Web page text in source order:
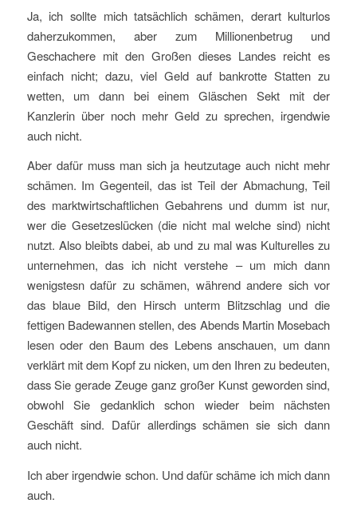
Ja, ich sollte mich tatsächlich schämen, derart kulturlos
daherzukommen, aber zum Millionenbetrug und
Geschachere mit den Großen dieses Landes reicht es
einfach nicht; dazu, viel Geld auf bankrotte Statten zu
wetten, um dann bei einem Gläschen Sekt mit der
Kanzlerin über noch mehr Geld zu sprechen, irgendwie
auch nicht.
Aber dafür muss man sich ja heutzutage auch nicht mehr
schämen. Im Gegenteil, das ist Teil der Abmachung, Teil
des marktwirtschaftlichen Gebahrens und dumm ist nur,
wer die Gesetzeslücken (die nicht mal welche sind) nicht
nutzt. Also bleibts dabei, ab und zu mal was Kulturelles zu
unternehmen, das ich nicht verstehe – um mich dann
wenigstesn dafür zu schämen, während andere sich vor
das blaue Bild, den Hirsch unterm Blitzschlag und die
fettigen Badewannen stellen, des Abends Martin Mosebach
lesen oder den Baum des Lebens anschauen, um dann
verklärt mit dem Kopf zu nicken, um den Ihren zu bedeuten,
dass Sie gerade Zeuge ganz großer Kunst geworden sind,
obwohl Sie gedanklich schon wieder beim nächsten
Geschäft sind. Dafür allerdings schämen sie sich dann
auch nicht.
Ich aber irgendwie schon. Und dafür schäme ich mich dann
auch.